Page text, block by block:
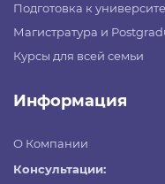
Подготовка к
Магистратура и
Курсы для всей семьи
Информация
О Компании
Консультации: